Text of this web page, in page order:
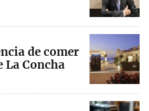
de comer
La Concha